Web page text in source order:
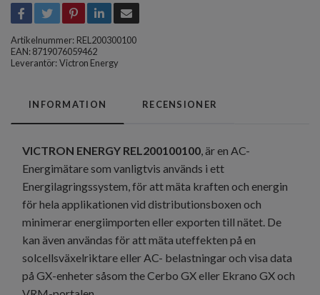
Artikelnummer: REL200300100
EAN: 8719076059462
Leverantör:Victron Energy
INFORMATION RECENSIONER
VICTRON ENERGY REL200100100, är en AC-
Energimätare som vanligtvis används i ett
Energilagringssystem, för att mäta kraften och energin
för hela applikationen vid distributionsboxen och
minimerar energiimporten eller exporten till nätet. De
kan även användas för att mäta uteffekten på en
solcellsväxelriktare eller AC- belastningar och visa data
på GX-enheter såsom the Cerbo GX eller Ekrano GX och